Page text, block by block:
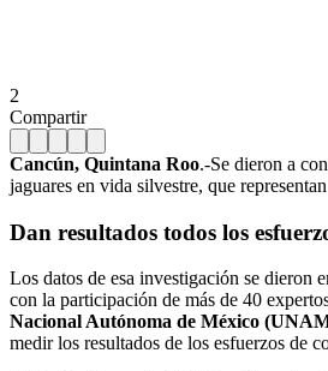
2
Compartir
Cancún, Quintana Roo.-Se dieron a
jaguares en vida silvestre, que
Dan resultados todos los
Los datos de esa investigación se dieron
con la participación de más de 40
Nacional Autónoma de México
medir los resultados de los esfuerzos de